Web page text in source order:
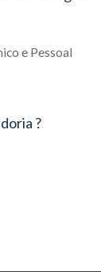
e Pessoal
?